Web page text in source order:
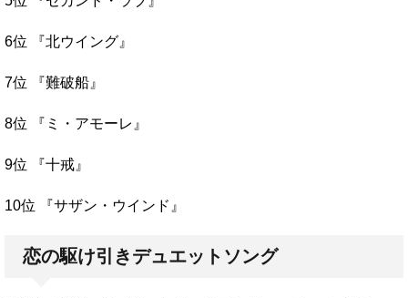
6位 『北ウイング』
7位 『難破船』
8位 『ミ・アモーレ』
9位 『十戒』
10位 『サザン・ウインド』
恋の駆け引きデュエットソング